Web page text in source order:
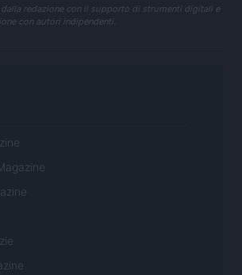
redazione con il supporto di strumenti digitali e
con autori indipendenti.